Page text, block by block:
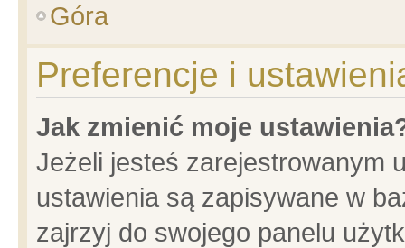
Góra
Preferencje i
Jak zmienić moje
Jeżeli jesteś zarejestrowanym
ustawienia są zapisywane w
zajrzyj do swojego panelu